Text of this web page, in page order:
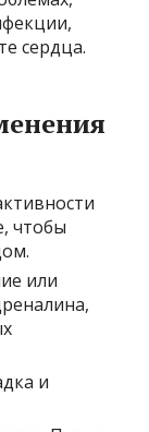
сердца.
чтобы
или
и